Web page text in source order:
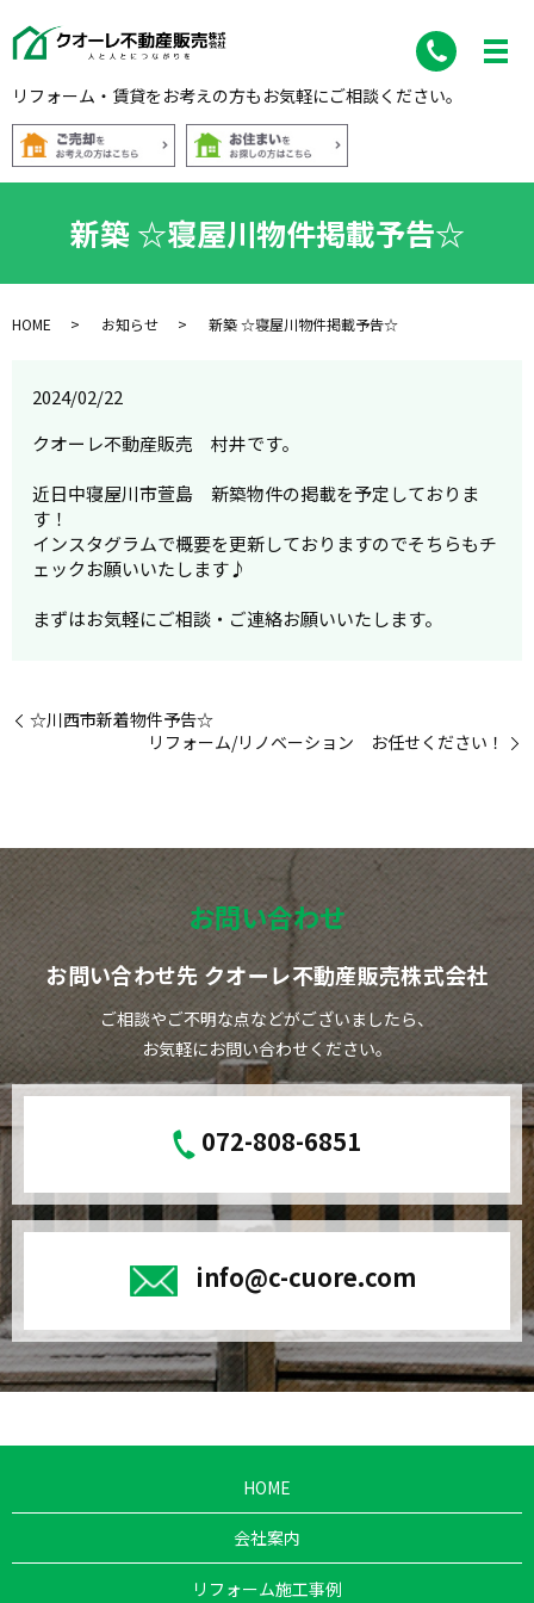
リフォーム・賃貸をお考えの方もお気軽にご相談ください。
新築 ☆寝屋川物件掲載予告☆
HOME お知らせ 新築 ☆寝屋川物件掲載予告☆
2024/02/22
クオーレ不動産販売 村井です。
近日中寝屋川市萱島 新築物件の掲載を予定しておりま
す！
インスタグラムで概要を更新しておりますのでそちらもチ
ェックお願いいたします♪
まずはお気軽にご相談・ご連絡お願いいたします。
☆川西市新着物件予告☆
リフォーム/リノベーション お任せください！
お問い合わせ
お問い合わせ先 クオーレ不動産販売株式会社
ご相談やご不明な点などがございましたら、
お気軽にお問い合わせください。
072-808-6851
info@c-cuore.com
HOME
会社案内
リフォーム施工事例